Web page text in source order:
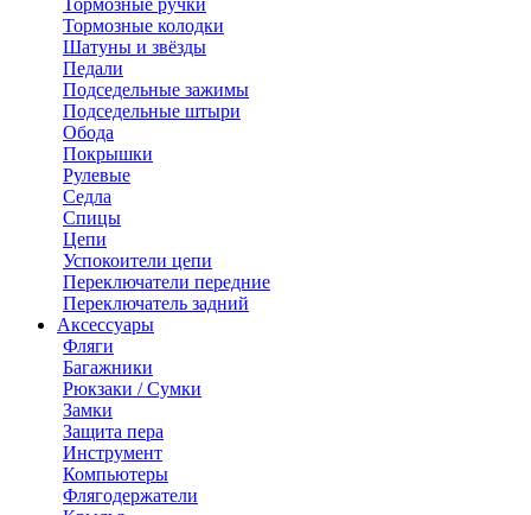
Тормозные ручки
Тормозные колодки
Шатуны и звёзды
Педали
Подседельные зажимы
Подседельные штыри
Обода
Покрышки
Рулевые
Седла
Спицы
Цепи
Успокоители цепи
Переключатели передние
Переключатель задний
Аксессуары
Фляги
Багажники
Рюкзаки / Сумки
Замки
Защита пера
Инструмент
Компьютеры
Флягодержатели